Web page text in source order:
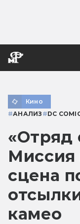
Кино
#АНАЛИЗ #DC
«Отряд
Миссия
сцена
камео